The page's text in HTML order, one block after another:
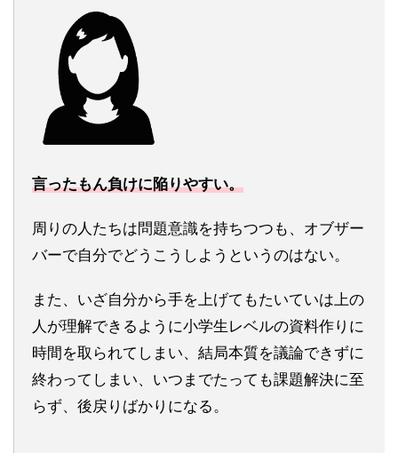
言ったもん負けに陥りやすい。
周りの人たちは問題意識を持ちつつも、オブザー
バーで自分でどうこうしようというのはない。
また、いざ自分から手を上げてもたいていは上の
人が理解できるように小学生レベルの資料作りに
時間を取られてしまい、結局本質を議論できずに
終わってしまい、いつまでたっても課題解決に至
らず、後戻りばかりになる。